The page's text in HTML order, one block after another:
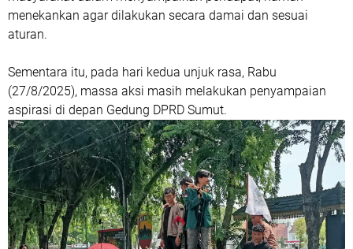
menekankan agar dilakukan secara damai dan sesuai
aturan.
Sementara itu, pada hari kedua unjuk rasa, Rabu
(27/8/2025), massa aksi masih melakukan penyampaian
aspirasi di depan Gedung DPRD Sumut.